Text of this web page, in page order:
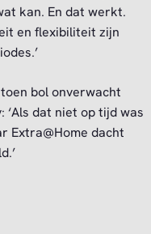
kan. En dat werkt.
en flexibiliteit zijn
bol onverwacht
dat niet op tijd was
Extra@Home dacht